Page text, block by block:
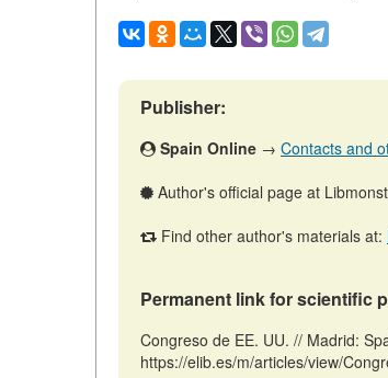
Publisher:
Spain Online → Contacts and
Author's official page at
Find other author's materials at:
Permanent link for scientific
Congreso de EE. UU. // Madrid:
https://elib.es/m/articles/view/